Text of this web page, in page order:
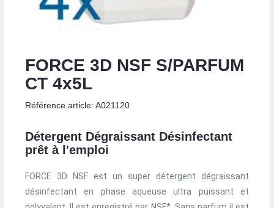
FORCE 3D NSF S/PARFUM
CT 4x5L
Référence article: A021120
Détergent Dégraissant Désinfectant
prêt à l'emploi
FORCE 3D NSF est un super détergent dégraissant
désinfectant en phase aqueuse ultra puissant et